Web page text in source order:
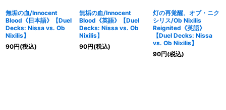
無垢の血/Innocent
Blood《日本語》【Duel
Decks: Nissa vs. Ob
Nixilis】
90円(税込)
無垢の血/Innocent
Blood《英語》【Duel
Decks: Nissa vs. Ob
Nixilis】
90円(税込)
灯の再覚醒、オブ・ニク
シリス/Ob Nixilis
Reignited《英語》
【Duel Decks: Nissa
vs. Ob Nixilis】
90円(税込)